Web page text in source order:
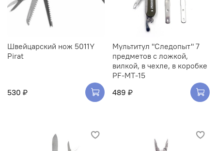
Швейцарский нож 5011Y
Pirat
530 ₽
Мультитул "Следопыт" 7
предметов c ложкой,
вилкой, в чехле, в коробке
PF-MT-15
489 ₽